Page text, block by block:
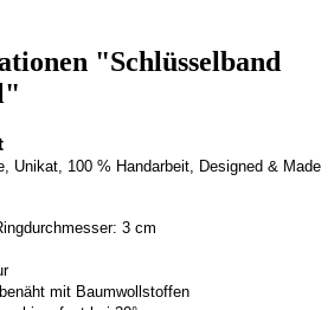
"Schlüsselband
, Unikat, 100 % Handarbeit, Designed & Made
3 cm
benäht mit Baumwollstoffen